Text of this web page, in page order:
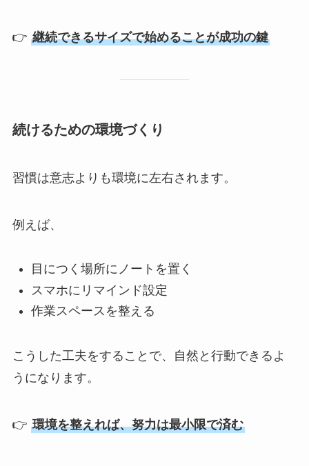
👉 継続できるサイズで始めることが成功の鍵
続けるための環境づくり
習慣は意志よりも環境に左右されます。
例えば、
目につく場所にノートを置く
スマホにリマインド設定
作業スペースを整える
こうした工夫をすることで、自然と行動できるよ
うになります。
👉 環境を整えれば、努力は最小限で済む